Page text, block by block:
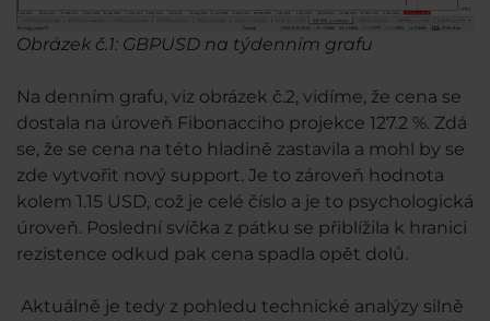
Obrázek č.1: GBPUSD na týdenním grafu
Na denním grafu, viz obrázek č.2, vidíme, že cena se
dostala na úroveň Fibonacciho projekce 127.2 %. Zdá
se, že se cena na této hladině zastavila a mohl by se
zde vytvořit nový support. Je to zároveň hodnota
kolem 1.15 USD, což je celé číslo a je to psychologická
úroveň. Poslední svíčka z pátku se přiblížila k hranici
rezistence odkud pak cena spadla opět dolů.
Aktuálně je tedy z pohledu technické analýzy silně